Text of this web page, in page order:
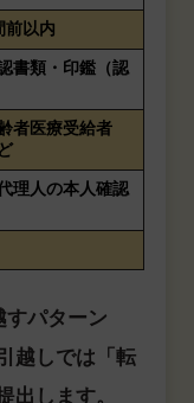
前以内
書類・印鑑（認
者医療受給者
理人の本人確認
すパターン
越しでは「転
出します。